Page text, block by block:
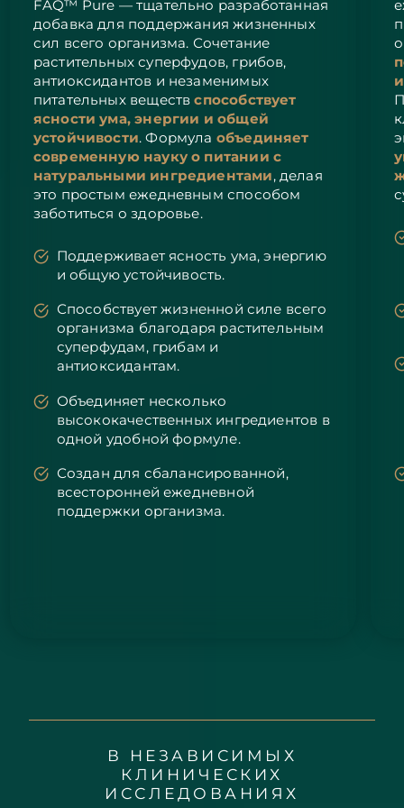
FAQ™ Pure — тщательно разработанная
добавка для поддержания жизненных
сил всего организма. Сочетание
растительных суперфудов, грибов,
антиоксидантов и незаменимых
питательных веществспособствует
ясности ума, энергии и общей
устойчивости. Формула объединяет
современную науку о питании с
натуральными ингредиентами, делая
это простым ежедневным способом
заботиться о здоровье.
Поддерживает ясность ума, энергию
и общую устойчивость.
Способствует жизненной силе всего
организма благодаря растительным
суперфудам, грибам и
антиоксидантам.
Объединяет несколько
высококачественных ингредиентов в
одной удобной формуле.
Создан для сбалансированной,
всесторонней ежедневной
поддержки организма.
В НЕЗАВИСИМЫХ
КЛИНИЧЕСКИХ
ИССЛЕДОВАНИЯХ
Пуэрто-Рико
Катар
Ожидаемая дата доставки
Реюньон
Ожидаемая дата доставки
Румыния
Ожидаемая дата доставки
Сингапур
Ожидаемая дата доставки
Словакия
Ожидаемая дата доставки
Ожидаемая дата доставки
Южно-Африканская
Ожидаемая дата доставки
Ожидаемая дата доставки